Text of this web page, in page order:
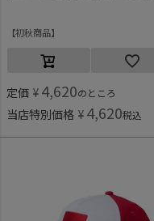
初秋商品
定価 ¥ 4,620のところ
当店特別価格 ¥ 4,620税込